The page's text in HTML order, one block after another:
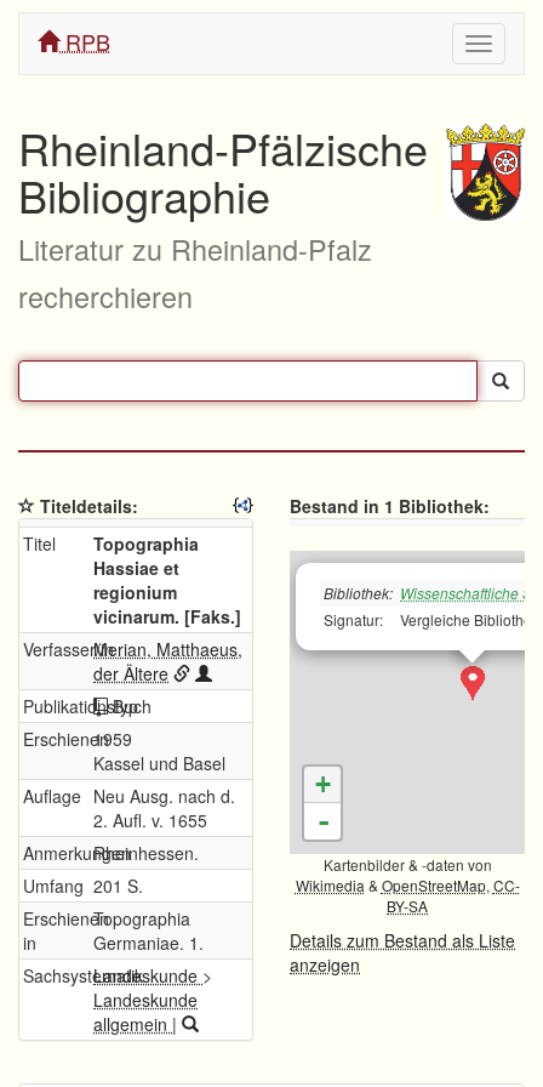
ein/
RPB
Rheinland-Pfälzische
Bibliographie
Literatur zu Rheinland-Pfalz
recherchieren
Titeldetails:
Titel
Topographia
Hassiae et
regionium
vicinarum. [Faks.]
Verfasser/inMerian, Matthaeus,
der Ältere
Publikationstyp
Buch
Erschienen1959
Kassel und Basel
Auflage Neu Ausg. nach d.
2. Aufl. v. 1655
AnmerkungenRheinhessen.
Umfang 201 S.
Erschienen
in
Topographia
Germaniae. 1.
SachsystematikLandeskunde >
Landeskunde
allgemein |
Bestand in 1 Bibliothek:
Bibliothek: Wissenschaftliche
Signatur:
Vergleiche
+
-
Kartenbilder & -daten von
Wikimedia & OpenStreetMap, CC-
BY-SA
Details zum Bestand als Liste
anzeigen